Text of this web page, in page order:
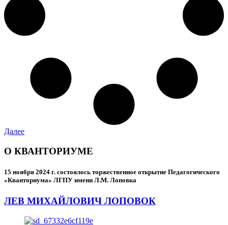
Далее
О КВАНТОРИУМЕ
15 ноября 2024 г. состоялось торжественное открытие Педагогического
«Кванториума» ЛГПУ имени Л.М. Лоповка
ЛЕВ МИХАЙЛОВИЧ ЛОПОВОК